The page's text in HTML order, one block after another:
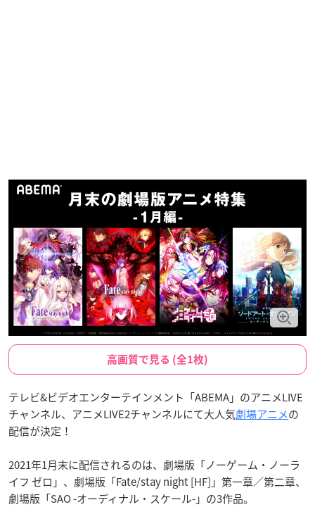
高画質で見る (全1枚)
テレビ&ビデオエンターテインメント「ABEMA」のアニメLIVE
チャンネル、アニメLIVE2チャンネルにて大人気劇場アニメの
配信が決定！
2021年1月末に配信されるのは、劇場版「ノーゲーム・ノーラ
イフ ゼロ」、劇場版「Fate/stay night [HF]」第一章／第二章、
劇場版「SAO -オーディナル・スケール-」の3作品。